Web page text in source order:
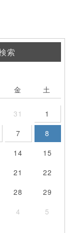
索
金 土
31
1
7
8
14
15
21
22
28
29
4 5